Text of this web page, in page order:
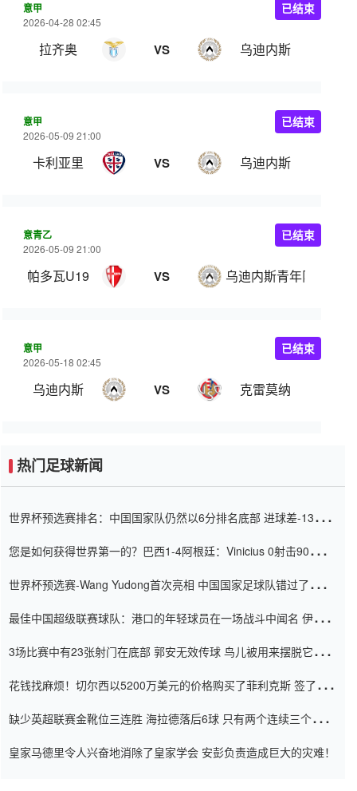
意甲
2026-04-28 02:45
拉齐奥 VS 乌迪内斯
已结束
意甲
2026-05-09 21:00
卡利亚里 VS 乌迪内斯
已结束
意青乙
2026-05-09 21:00
帕多瓦U19 VS 乌迪内斯青年队
已结束
意甲
2026-05-18 02:45
乌迪内斯 VS 克雷莫纳
已结束
热门足球新闻
世界杯预选赛排名：中国国家队仍然以6分排名底部 进球差-13令人
您是如何获得世界第一的？巴西1-4阿根廷：Vinicius 0射击90分钟
世界杯预选赛-Wang Yudong首次亮相 中国国家足球队错过了世界
最佳中国超级联赛球队：港口的年轻球员在一场战斗中闻名 伊万放
3场比赛中有23张射门在底部 郭安无效传球 鸟儿被用来摆脱它
花钱找麻烦！切尔西以5200万美元的价格购买了菲利克斯 签了7年
缺少英超联赛金靴位三连胜 海拉德落后6球 只有两个连续三个连续
皇家马德里令人兴奋地消除了皇家学会 安彭负责造成巨大的灾难！